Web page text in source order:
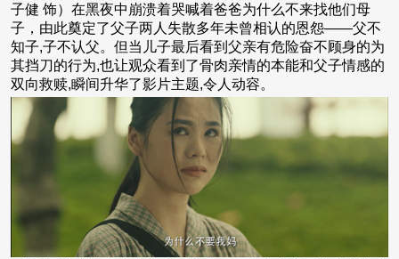
子健 饰）在黑夜中崩溃着哭喊着爸爸为什么不来找他们母
子，由此奠定了父子两人失散多年未曾相认的恩怨——父不
知子,子不认父。但当儿子最后看到父亲有危险奋不顾身的为
其挡刀的行为,也让观众看到了骨肉亲情的本能和父子情感的
双向救赎,瞬间升华了影片主题,令人动容。